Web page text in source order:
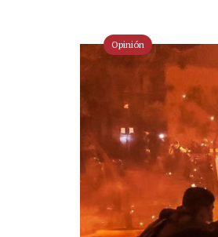
Opinión